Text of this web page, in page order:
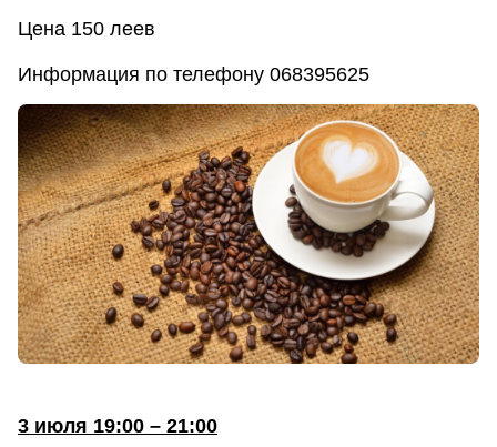
Цена 150 леев
Информация по телефону 068395625
3 июля 19:00 – 21:00